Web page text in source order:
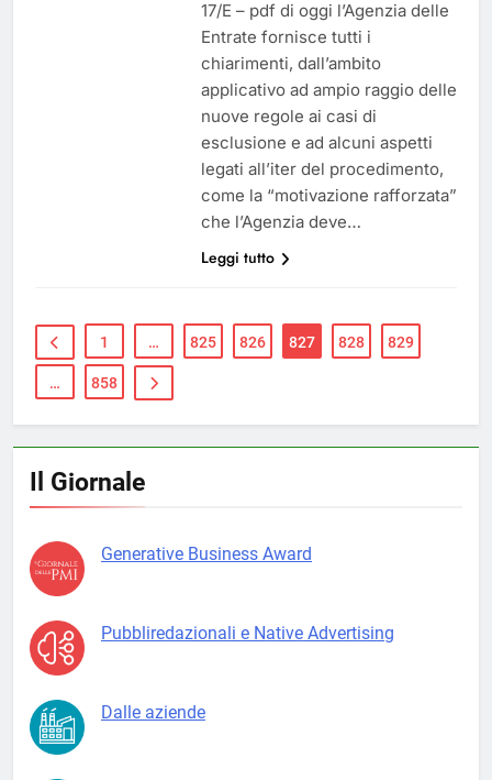
17/E – pdf di oggi l’Agenzia delle
Entrate fornisce tutti i
chiarimenti, dall’ambito
applicativo ad ampio raggio delle
nuove regole ai casi di
esclusione e ad alcuni aspetti
legati all’iter del procedimento,
come la “motivazione rafforzata”
che l’Agenzia deve…
Leggi tutto
1 … 825 826 827 828 829
… 858
Il Giornale
Generative Business Award
Pubbliredazionali e Native Advertising
Dalle aziende